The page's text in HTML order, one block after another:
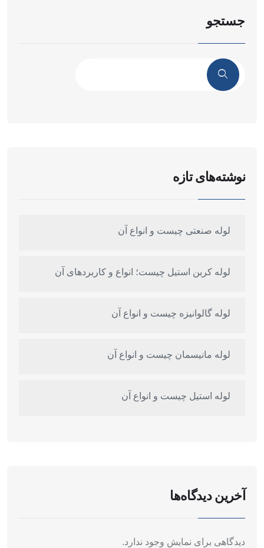
جستجو
نوشته‌های تازه
لوله صنعتی چیست و انواع آن
لوله کربن استیل چیست؛ انواع و کاربردهای آن
لوله گالوانیزه چیست و انواع آن
لوله مانیسمان چیست و انواع آن
لوله استیل چیست و انواع آن
آخرین دیدگاه‌ها
دیدگاهی برای نمایش وجود ندارد.